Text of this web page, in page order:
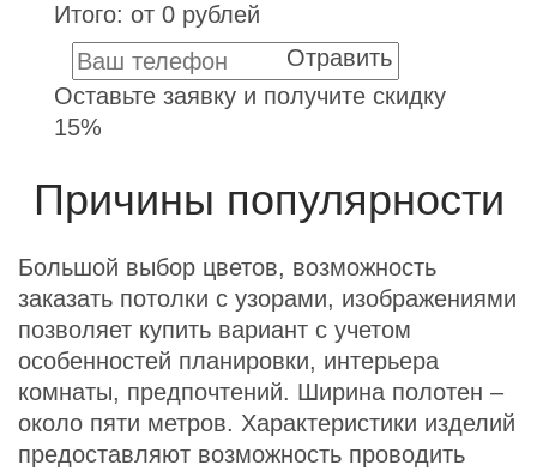
Итого: от 0 рублей
Отравить
Оставьте заявку и получите скидку
15%
Причины популярности
Большой выбор цветов, возможность
заказать потолки с узорами, изображениями
позволяет купить вариант с учетом
особенностей планировки, интерьера
комнаты, предпочтений. Ширина полотен –
около пяти метров. Характеристики изделий
предоставляют возможность проводить